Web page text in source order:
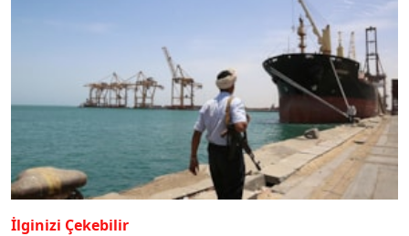
İlginizi Çekebilir